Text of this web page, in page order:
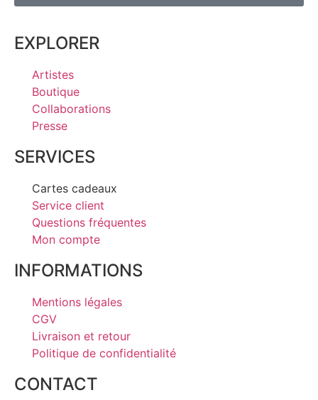
EXPLORER
Artistes
Boutique
Collaborations
Presse
SERVICES
Cartes cadeaux
Service client
Questions fréquentes
Mon compte
INFORMATIONS
Mentions légales
CGV
Livraison et retour
Politique de confidentialité
CONTACT